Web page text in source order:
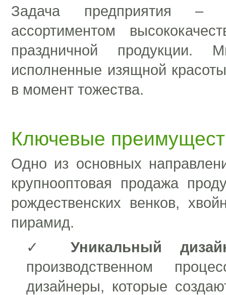
Задача предприятия –
ассортиментом
праздничной продукции.
исполненные изящной
в момент тожества.
Ключевые
Одно из основных
крупнооптовая продажа
рождественских венков,
пирамид.
✓ Уникальный
производственном
дизайнеры, которые